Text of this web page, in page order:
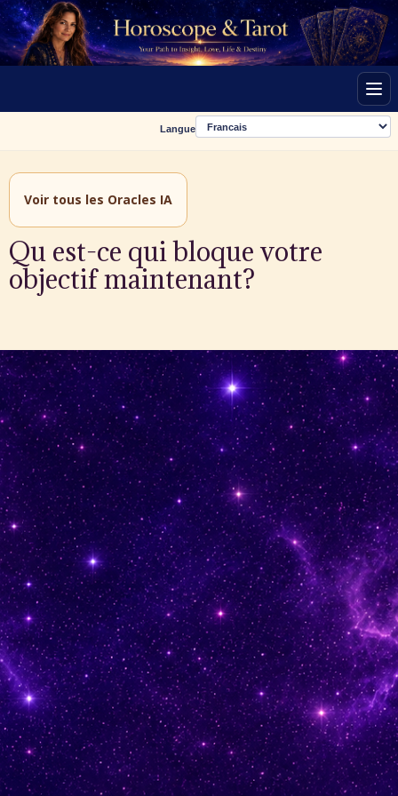
Langue
Voir tous les Oracles IA
Qu est-ce qui bloque votre
objectif maintenant?